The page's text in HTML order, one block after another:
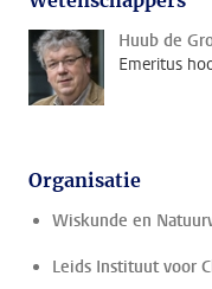
Huub de
Emeritus
Organisatie
Wiskunde en
Leids Instituut voor